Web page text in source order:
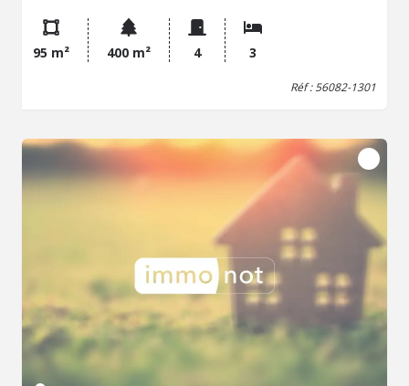
Garage à vélos Chauffage électrique En annexe : un abri
de jardin Jardin TF 1352€
95 m² 400 m² 4 3
Réf : 56082-1301